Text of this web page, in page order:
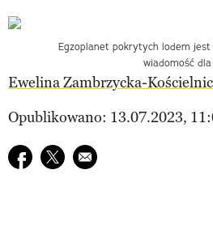
Egzoplanet pokrytych lodem
wiadomość
Ewelina Zambrzycka-
Opublikowano: 13.07.2023,
Udostępnij na facebook
Udostępnij na twitter
E-mail do przyjaciela